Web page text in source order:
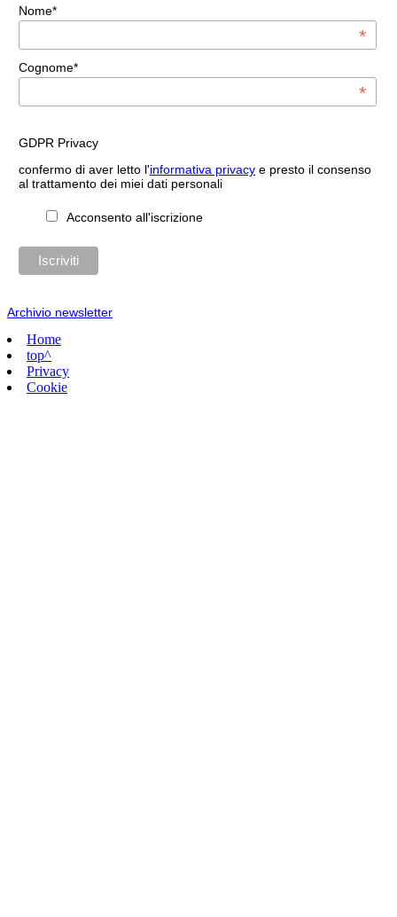
Nome*
*
Cognome*
*
GDPR Privacy
confermo di aver letto l'informativa privacye presto il consenso
al trattamento dei miei dati personali
Acconsento all'iscrizione
Archivio newsletter
Home
top^
Privacy
Cookie